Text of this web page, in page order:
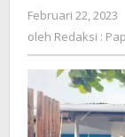
Februari 22, 2023
oleh Redaksi :